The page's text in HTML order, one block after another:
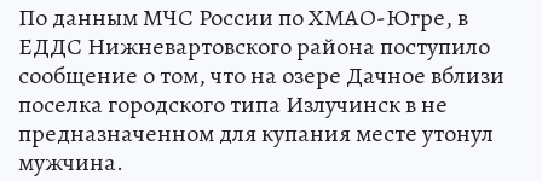
По данным МЧС России по ХМАО-Югре, в
ЕДДС Нижневартовского района поступило
сообщение о том, что на озере Дачное вблизи
поселка городского типа Излучинск в не
предназначенном для купания месте утонул
мужчина.